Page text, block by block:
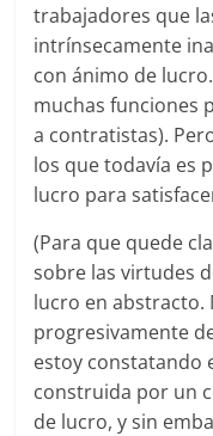
trabajadores que
intrínsecamente
con ánimo de
muchas funciones
a contratistas).
los que todavía es
lucro para
(Para que quede
sobre las virtudes
lucro en abstracto.
progresivamente
estoy constatando
construida por un
de lucro, y sin